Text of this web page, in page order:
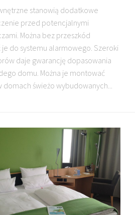
stanowią dodatkowe
przed potencjalnymi
Można bez przeszkód
je do systemu alarmowego. Szeroki
daje gwarancję dopasowania
domu. Można je montować
domach świeżo wybudowanych...